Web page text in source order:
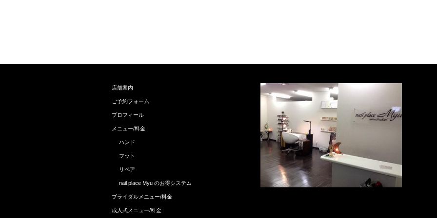
店舗案内
ご予約フォーム
プロフィール
メニュー/料金
ハンド
フット
リペア
nail place Myu のお得システム
ブライダルメニュー/料金
成人式メニュー/料金